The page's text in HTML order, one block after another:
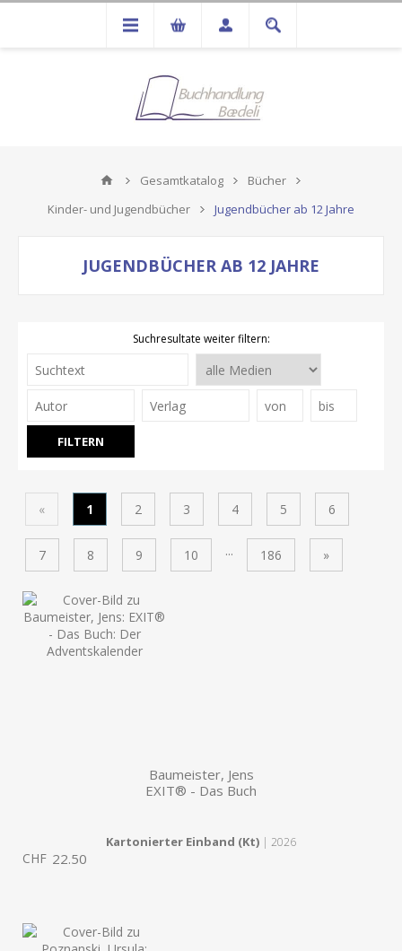
Gesamtkatalog
Bücher
Kinder- und Jugendbücher
Jugendbücher ab 12 Jahre
JUGENDBÜCHER AB 12 JAHRE
Suchresultate weiter filtern:
« 1 2 3 4 5 6
7 8 9 10 ... 186 »
Baumeister, Jens
EXIT® - Das Buch
Kartonierter Einband (Kt) | 2026
CHF 22.50